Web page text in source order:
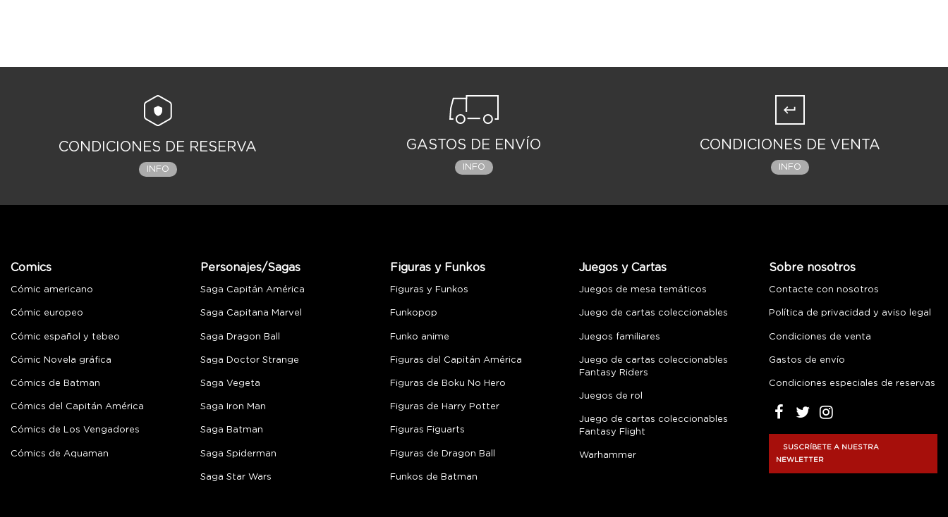
CONDICIONES DE RESERVA
INFO
GASTOS DE ENVÍO
INFO
CONDICIONES DE VENTA
INFO
Comics
Cómic americano
Cómic europeo
Cómic español y tebeo
Cómic Novela gráfica
Cómics de Batman
Cómics del Capitán América
Cómics de Los Vengadores
Cómics de Aquaman
Personajes/Sagas
Saga Capitán América
Saga Capitana Marvel
Saga Dragon Ball
Saga Doctor Strange
Saga Vegeta
Saga Iron Man
Saga Batman
Saga Spiderman
Saga Star Wars
Figuras y Funkos
Figuras y Funkos
Funkopop
Funko anime
Figuras del Capitán América
Figuras de Boku No Hero
Figuras de Harry Potter
Figuras Figuarts
Figuras de Dragon Ball
Funkos de Batman
Juegos y Cartas
Juegos de mesa temáticos
Juego de cartas coleccionables
Juegos familiares
Juego de cartas coleccionables
Fantasy Riders
Juegos de rol
Juego de cartas coleccionables
Fantasy Flight
Warhammer
Sobre nosotros
Contacte con nosotros
Política de privacidad y aviso legal
Condiciones de venta
Gastos de envío
Condiciones especiales de reservas
SUSCRÍBETE A NUESTRA
NEWLETTER